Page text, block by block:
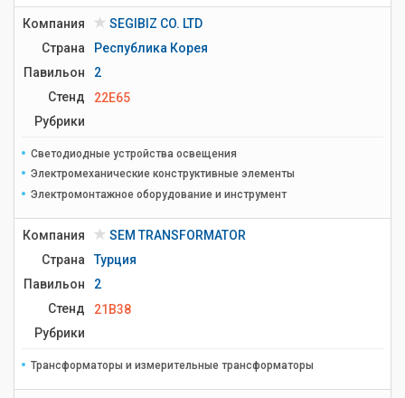
Компания
SEGIBIZ CO. LTD
Страна
Республика Корея
Павильон
2
Стенд
22E65
Рубрики
Светодиодные устройства освещения
Электромеханические конструктивные элементы
Электромонтажное оборудование и инструмент
Компания
SEM TRANSFORMATOR
Страна
Турция
Павильон
2
Стенд
21B38
Рубрики
Трансформаторы и измерительные трансформаторы